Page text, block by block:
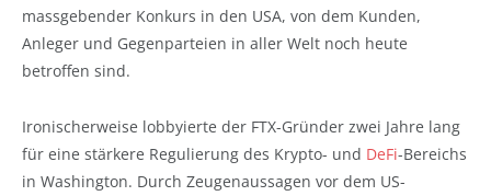
massgebender Konkurs in den USA, von dem Kunden,
Anleger und Gegenparteien in aller Welt noch heute
betroffen sind.
Ironischerweise lobbyierte der FTX-Gründer zwei Jahre lang
für eine stärkere Regulierung des Krypto- und DeFi-Bereichs
in Washington. Durch Zeugenaussagen vor dem US-